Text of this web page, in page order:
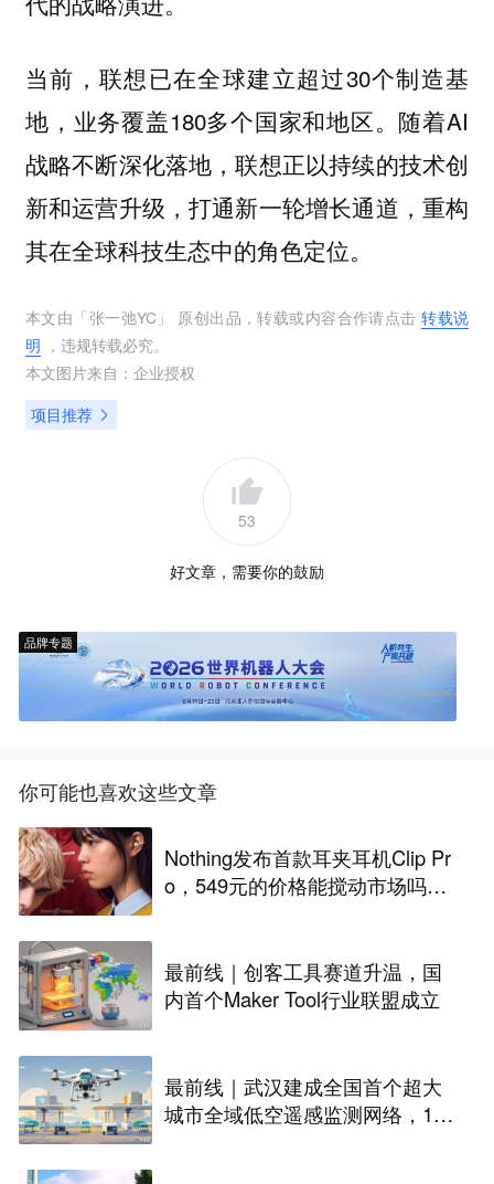
当前，联想已在全球建立超过30个制造基
地，业务覆盖180多个国家和地区。随着AI
战略不断深化落地，联想正以持续的技术创
新和运营升级，打通新一轮增长通道，重构
其在全球科技生态中的角色定位。
本文由「张一弛YC 」 原创出品，转载或内容合作请点击转载说
明 ，违规转载必究。
本文图片来自： 企业授权
项目推荐
53
好文章，需要你的鼓励
品牌专题
你可能也喜欢这些文章
Nothing发布首款耳夹耳机Clip Pr
o，549元的价格能搅动市场吗？
最前线｜创客工具赛道升温，国
内首个Maker Tool行业联盟成立
最前线｜武汉建成全国首个超大
城市全域低空遥感监测网络，146